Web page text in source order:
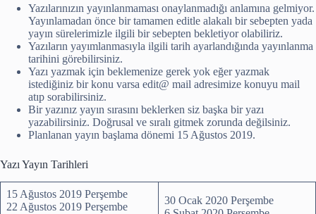
Yazılarınızın yayınlanmaması onaylanmadığı anlamına gelmiyor.
Yayınlamadan önce bir tamamen editle alakalı bir sebepten yada
yayın sürelerimizle ilgili bir sebepten bekletiyor olabiliriz.
Yazıların yayımlanmasıyla ilgili tarih ayarlandığında yayınlanma
tarihini görebilirsiniz.
Yazı yazmak için beklemenize gerek yok eğer yazmak
istediğiniz bir konu varsa edit@ mail adresimize konuyu mail
atıp sorabilirsiniz.
Bir yazınız yayın sırasını beklerken siz başka bir yazı
yazabilirsiniz. Doğrusal ve sıralı gitmek zorunda değilsiniz.
Planlanan yayın başlama dönemi 15 Ağustos 2019.
Yazı Yayın Tarihleri
15 Ağustos 2019 Perşembe
22 Ağustos 2019 Perşembe
30 Ocak 2020 Perşembe